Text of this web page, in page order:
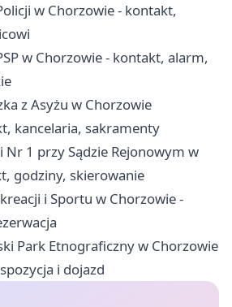
w Chorzowie - kontakt,
w Chorzowie - kontakt, alarm,
z Asyżu w Chorzowie
kancelaria, sakramenty
1 przy Sądzie Rejonowym w
godziny, skierowanie
i Sportu w Chorzowie -
Park Etnograficzny w Chorzowie
i dojazd